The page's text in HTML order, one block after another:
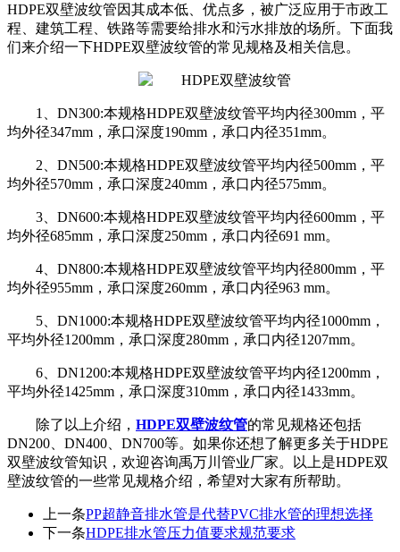
HDPE双壁波纹管因其成本低、优点多，被广泛应用于市政工
程、建筑工程、铁路等需要给排水和污水排放的场所。下面我
们来介绍一下HDPE双壁波纹管的常见规格及相关信息。
1、DN300:本规格HDPE双壁波纹管平均内径300mm，平
均外径347mm，承口深度190mm，承口内径351mm。
2、DN500:本规格HDPE双壁波纹管平均内径500mm，平
均外径570mm，承口深度240mm，承口内径575mm。
3、DN600:本规格HDPE双壁波纹管平均内径600mm，平
均外径685mm，承口深度250mm，承口内径691 mm。
4、DN800:本规格HDPE双壁波纹管平均内径800mm，平
均外径955mm，承口深度260mm，承口内径963 mm。
5、DN1000:本规格HDPE双壁波纹管平均内径1000mm，
平均外径1200mm，承口深度280mm，承口内径1207mm。
6、DN1200:本规格HDPE双壁波纹管平均内径1200mm，
平均外径1425mm，承口深度310mm，承口内径1433mm。
除了以上介绍， HDPE双壁波纹管的常见规格还包括
DN200、DN400、DN700等。如果你还想了解更多关于HDPE
双壁波纹管知识，欢迎咨询禹万川管业厂家。以上是HDPE双
壁波纹管的一些常见规格介绍，希望对大家有所帮助。
上一条PP超静音排水管是代替PVC排水管的理想选择
下一条HDPE排水管压力值要求规范要求